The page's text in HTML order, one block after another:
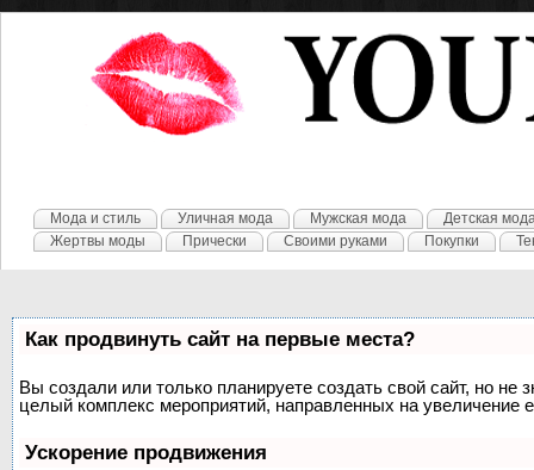
Мода и стиль Уличная мода Мужская мода
Детская
Жертвы моды
Прически Своими руками Покупки
Как продвинуть сайт на первые места?
Вы создали или только планируете создать свой сайт, но не
целый комплекс мероприятий, направленных на увеличение
Ускорение продвижения